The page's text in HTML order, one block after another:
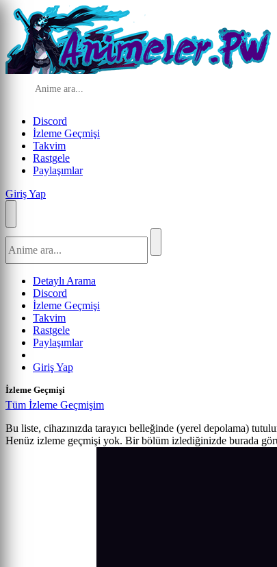
Discord
İzleme Geçmişi
Takvim
Rastgele
Paylaşımlar
Giriş Yap
Detaylı Arama
Discord
İzleme Geçmişi
Takvim
Rastgele
Paylaşımlar
Giriş Yap
İzleme Geçmişi
Tüm İzleme Geçmişim
Bu liste, cihazınızda tarayıcı belleğinde (yerel depolama)
Henüz izleme geçmişi yok. Bir bölüm izlediğinizde burada